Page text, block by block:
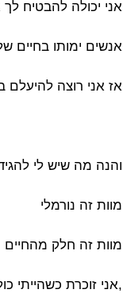
אני יכולה להבטיח
אנשים ימותו בחיים
אז אני רוצה להיעלם
והנה מה שיש לי
מוות זה נורמלי
מוות זה חלק מהחיים
,אני זוכרת כשהייתי